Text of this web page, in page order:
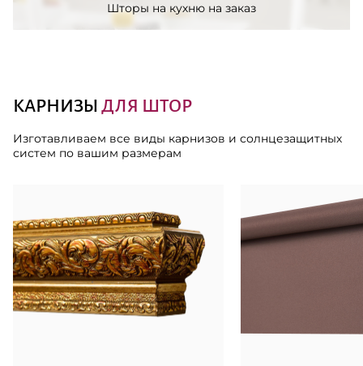
Шторы на кухню на заказ
КАРНИЗЫ ДЛЯ ШТОР
Изготавливаем все виды карнизов и солнцезащитных
систем по вашим размерам